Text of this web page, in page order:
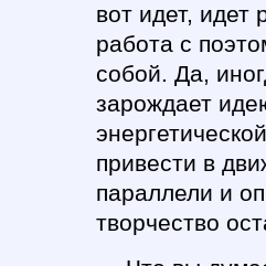
вот идет, идет
работа с
собой. Да,
зарождает
привести в
параллели и
творчество